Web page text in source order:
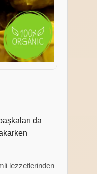
da
lezzetlerinden